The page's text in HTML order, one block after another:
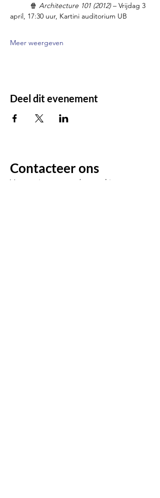
	🍿
Architecture 101 (2012) – Vrijdag 3
april, 17:30 uur, Kartini auditorium UB
Meer weergeven
Deel dit evenement
Contacteer ons
Voor enige vragen/opmerkingen: